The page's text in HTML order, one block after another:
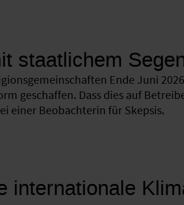
staatlichem
Ende Juni
geschaffen. Dass dies auf
einer Beobachterin für Skepsis.
internationale